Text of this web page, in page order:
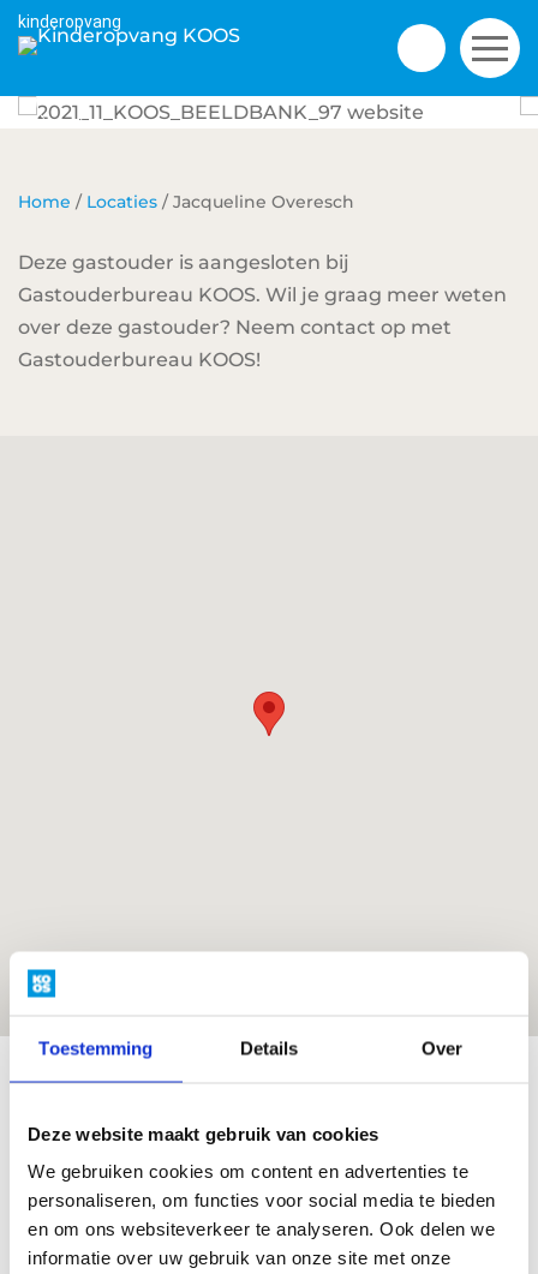
Toestemming Details Over
Deze website maakt gebruik van cookies
We gebruiken cookies om content en advertenties te
personaliseren, om functies voor social media te bieden
en om ons websiteverkeer te analyseren. Ook delen we
informatie over uw gebruik van onze site met onze
Gastouderopvang
Home / Locaties /Jacqueline Overesch
Deze gastouder is aangesloten bij
Gastouderbureau KOOS. Wil je graag meer weten
over deze gastouder? Neem contact op met
Gastouderbureau KOOS!
Westdorplaan
8101 BC Raalte
0572 360185
gob@kinderopvangkoos.nl